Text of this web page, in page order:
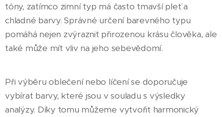
tóny, zatímco zimní typ má často tmavší pleť a
chladné barvy. Správné určení barevného typu
pomáhá nejen zvýraznit přirozenou krásu člověka, ale
také může mít vliv na jeho sebevědomí.
Při výběru oblečení nebo líčení se doporučuje
vybírat barvy, které jsou v souladu s výsledky
analýzy. Díky tomu můžeme vytvořit harmonický